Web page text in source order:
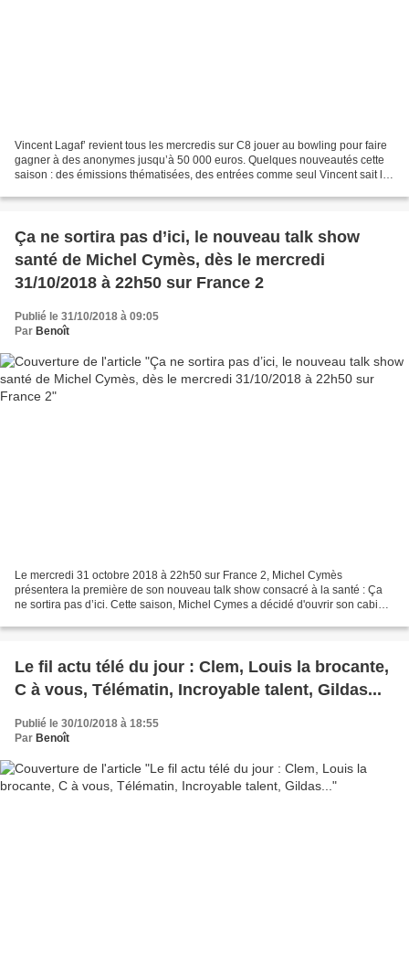
Vincent Lagaf’ revient tous les mercredis sur C8 jouer au bowling pour faire
gagner à des anonymes jusqu’à 50 000 euros. Quelques nouveautés cette
saison : des émissions thématisées, des entrées comme seul Vincent sait les
Ça ne sortira pas d’ici, le nouveau talk show
santé de Michel Cymès, dès le mercredi
31/10/2018 à 22h50 sur France 2
Publié le 31/10/2018 à 09:05
Par Benoît
Le mercredi 31 octobre 2018 à 22h50 sur France 2, Michel Cymès
présentera la première de son nouveau talk show consacré à la santé : Ça
ne sortira pas d’ici. Cette saison, Michel Cymes a décidé d'ouvrir son cabinet
Le fil actu télé du jour : Clem, Louis la brocante,
C à vous, Télématin, Incroyable talent, Gildas...
Publié le 30/10/2018 à 18:55
Par Benoît